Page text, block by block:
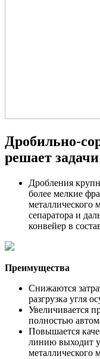
Дробильно-
решает задачи
Дробления
более мелкие
металлического
сепаратора и
конвейер в
Преимущества
Снижаются
разгрузка угля
Увеличивается
полностью
Повышается
линию выходит
металлического